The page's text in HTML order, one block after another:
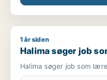
Halima søger job som
1 år siden
Halima søger job
Halima søger job som